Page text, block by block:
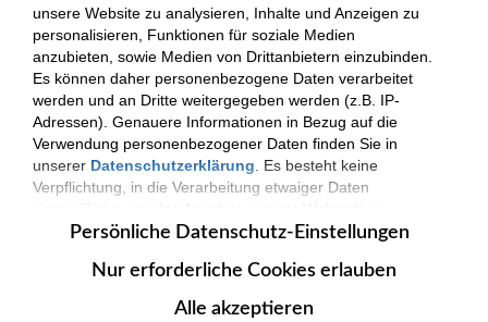
(c) 2025| VKKJ - Verantwortung und Kompetenz für besondere Kinder und
Jugendliche.
Impressum | Datenschutzerklärung
unsere Website zu analysieren, Inhalte und Anzeigen zu
personalisieren, Funktionen für soziale Medien
anzubieten, sowie Medien von Drittanbietern einzubinden.
Es können daher personenbezogene Daten verarbeitet
werden und an Dritte weitergegeben werden (z.B. IP-
Adressen). Genauere Informationen in Bezug auf die
Verwendung personenbezogener Daten finden Sie in
unserer Datenschutzerklärung . Es besteht keine
Verpflichtung, in die Verarbeitung etwaiger Daten
nutzen. Die Datenverarbeitung erfolgt nur nach
persönlichen Datenschutz-Einstellungen widerrufen
Persönliche Datenschutz-Einstellungen
Nur erforderliche Cookies erlauben
Alle akzeptieren